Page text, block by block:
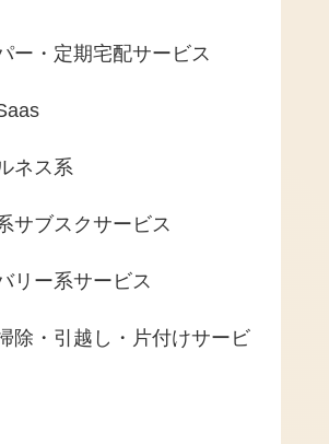
ー・定期宅配サービス
ネス系
サブスクサービス
リー系サービス
除・引越し・片付けサービ